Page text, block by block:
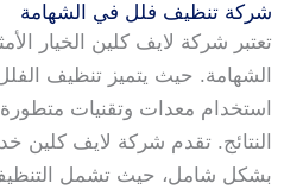
شركة تنظيف فلل في الشهامة
تعتبر شركة لايف كلين الخيار
الشهامة. حيث يتميز تنظيف
استخدام معدات وتقنيات
النتائج. تقدم شركة لايف كلين
بشكل شامل، حيث تشمل